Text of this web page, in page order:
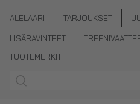
ALELAARI TARJOUKSET
LISÄRAVINTEET
TUOTEMERKIT